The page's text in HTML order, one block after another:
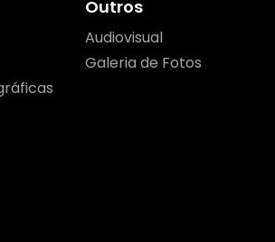
Outros
Audiovisual
Galeria de Fotos